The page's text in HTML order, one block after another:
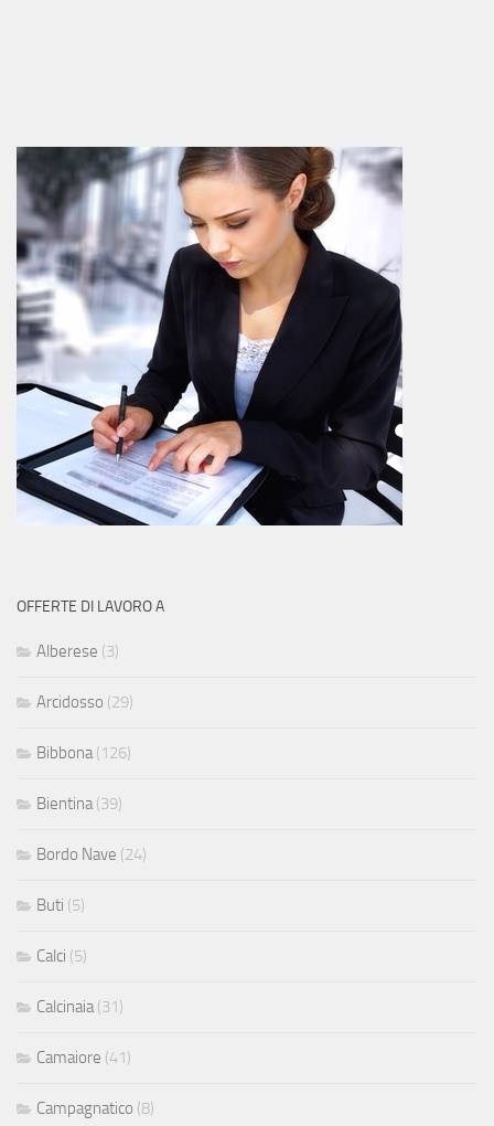
OFFERTE DI LAVORO A
Alberese (3)
Arcidosso (29)
Bibbona (126)
Bientina (39)
Bordo Nave (24)
Buti (5)
Calci (5)
Calcinaia (31)
Camaiore (41)
Campagnatico (8)